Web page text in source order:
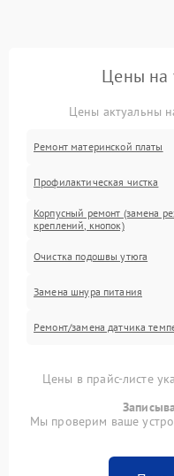
Цены на
Цены актуальны
Ремонт материнской платы
Профилактическая чистка
Корпусный ремонт (замена
креплений, кнопок)
Очистка подошвы утюга
Замена шнура питания
Ремонт/замена датчика
Цены в прайс-листе
Мы проверим ваше